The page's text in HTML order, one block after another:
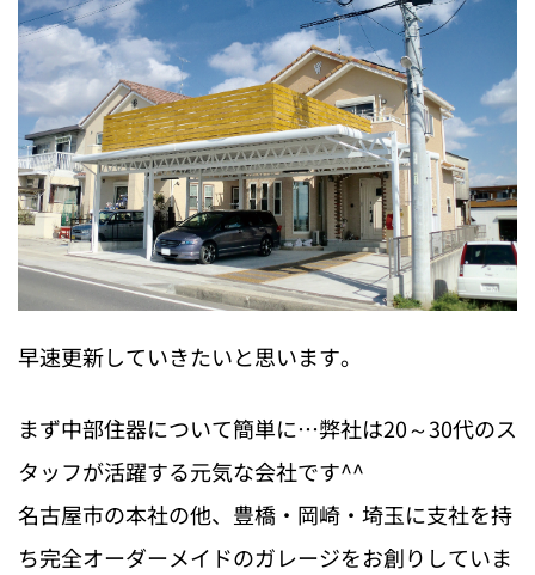
早速更新していきたいと思います。
まず中部住器について簡単に…弊社は20～30代のス
タッフが活躍する元気な会社です^^
名古屋市の本社の他、豊橋・岡崎・埼玉に支社を持
ち完全オーダーメイドのガレージをお創りしていま